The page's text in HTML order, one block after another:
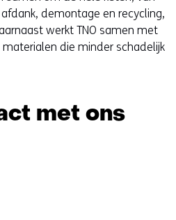
p
e
n
n
demontage en recycling,
werkt TNO samen met
die minder schadelijk
met ons